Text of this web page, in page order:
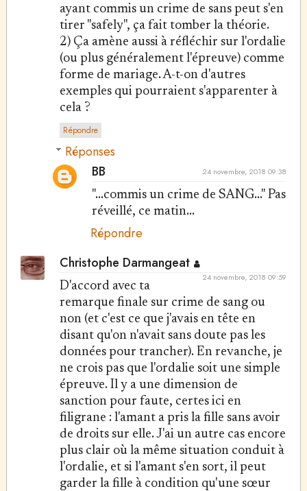
ayant commis un crime de sans peut s'en
tirer "safely", ça fait tomber la théorie.
2) Ça amène aussi à réfléchir sur l'ordalie
(ou plus généralement l'épreuve) comme
forme de mariage. A-t-on d'autres
exemples qui pourraient s'apparenter à
cela ?
Répondre
Réponses
BB
24 novembre, 2018 09:38
"...commis un crime de SANG..." Pas
réveillé, ce matin...
Répondre
Christophe Darmangeat
24 novembre, 2018 09:59
D'accord avec ta
remarque finale sur crime de sang ou
non (et c'est ce que j'avais en tête en
disant qu'on n'avait sans doute pas les
données pour trancher). En revanche, je
ne crois pas que l'ordalie soit une simple
épreuve. Il y a une dimension de
sanction pour faute, certes ici en
filigrane : l'amant a pris la fille sans avoir
de droits sur elle. J'ai un autre cas encore
plus clair où la même situation conduit à
l'ordalie, et si l'amant s'en sort, il peut
garder la fille à condition qu'une sœur